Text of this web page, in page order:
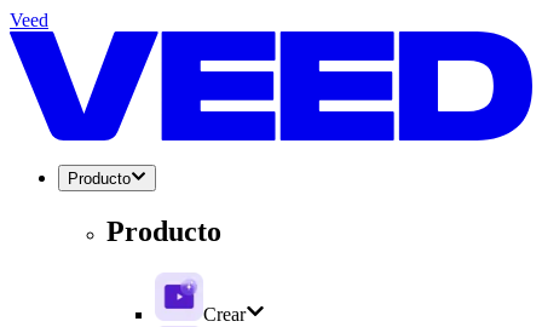
Veed
Producto
Producto
Crear